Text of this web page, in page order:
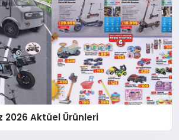
2026 Aktüel Ürünleri